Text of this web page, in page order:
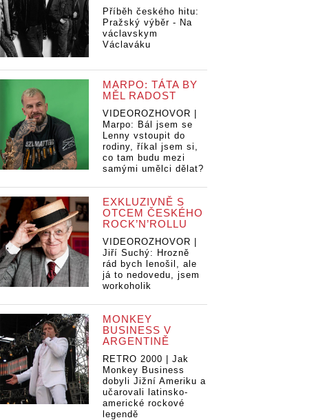
Příběh českého hitu:
Pražský výběr - Na
václavskym
Václaváku
MARPO: TÁTA BY
MĚL RADOST
VIDEOROZHOVOR |
Marpo: Bál jsem se
Lenny vstoupit do
rodiny, říkal jsem si,
co tam budu mezi
samými umělci dělat?
EXKLUZIVNĚ S
OTCEM ČESKÉHO
ROCK’N’ROLLU
VIDEOROZHOVOR |
Jiří Suchý: Hrozně
rád bych lenošil, ale
já to nedovedu, jsem
workoholik
MONKEY
BUSINESS V
ARGENTINĚ
RETRO 2000 | Jak
Monkey Business
dobyli Jižní Ameriku a
učarovali latinsko-
americké rockové
legendě